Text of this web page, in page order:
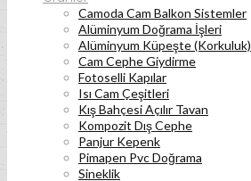
Camoda Cam Balkon Sistemler
Alüminyum Doğrama İşleri
Alüminyum Küpeşte (Korkuluk)
Cam Cephe Giydirme
Fotoselli Kapılar
Isı Cam Çeşitleri
Kış Bahçesi Açılır Tavan
Kompozit Dış Cephe
Panjur Kepenk
Pimapen Pvc Doğrama
Sineklik